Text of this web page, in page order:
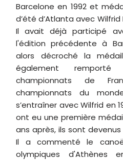
Barcelone en 1992 et
d’été d’Atlanta avec
Il avait déjà participé
l'édition précédente à
alors décroché la
également
championnats de
championnats du
s’entraîner avec Wilfrid en
ont eu une première
ans après, ils sont
Il a commenté le
olympiques d'Athènes